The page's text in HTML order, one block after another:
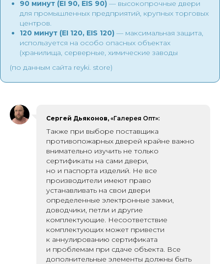
90 минут (EI 90, EIS 90) — высокопрочные двери
для промышленных предприятий, крупных торговых
центров.
120 минут (EI 120, EIS 120) — максимальная защита,
используется на особо опасных объектах
(хранилища, серверные, химические заводы
(по данным сайта reyki. store)
Сергей Дьяконов, «Галерея Опт»:
Также при выборе поставщика
противопожарных дверей крайне важно
внимательно изучить не только
сертификаты на сами двери,
но и паспорта изделий. Не все
производители имеют право
устанавливать на свои двери
определенные электронные замки,
доводчики, петли и другие
комплектующие. Несоответствие
комплектующих может привести
к аннулированию сертификата
и проблемам при сдаче объекта. Все
дополнительные элементы должны быть